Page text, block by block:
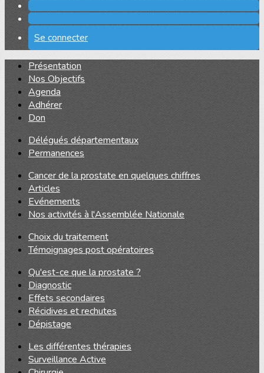
Se connecter
Présentation
Nos Objectifs
Agenda
Adhérer
Don
Délégués départementaux
Permanences
Cancer de la prostate en quelques chiffres
Articles
Evénements
Nos activités à l'Assemblée Nationale
Choix du traitement
Témoignages post opératoires
Qu'est-ce que la prostate ?
Diagnostic
Effets secondaires
Récidives et rechutes
Dépistage
Les différentes thérapies
Surveillance Active